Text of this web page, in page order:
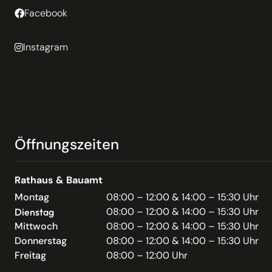
Facebook
Instagram
Öffnungszeiten
Rathaus & Bauamt
Montag
08:00 – 12:00 & 14:00 – 15:30 Uhr
Dienstag
08:00 – 12:00 & 14:00 – 15:30 Uhr
Mittwoch
08:00 – 12:00 & 14:00 – 15:30 Uhr
Donnerstag
08:00 – 12:00 & 14:00 – 15:30 Uhr
Freitag
08:00 – 12:00 Uhr